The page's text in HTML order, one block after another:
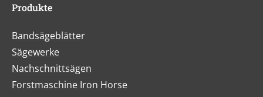
Produkte
Bandsägeblätter
Sägewerke
Nachschnittsägen
Forstmaschine Iron Horse